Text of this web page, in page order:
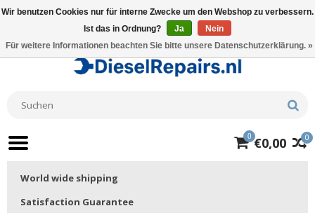
0
0 €0,00
World wide shipping
Satisfaction Guarantee
Wir benutzen Cookies nur für interne Zwecke um den Webshop zu verbessern.
Ist das in Ordnung?
Ja
Nein
Für weitere Informationen beachten Sie bitte unsere Datenschutzerklärung. »